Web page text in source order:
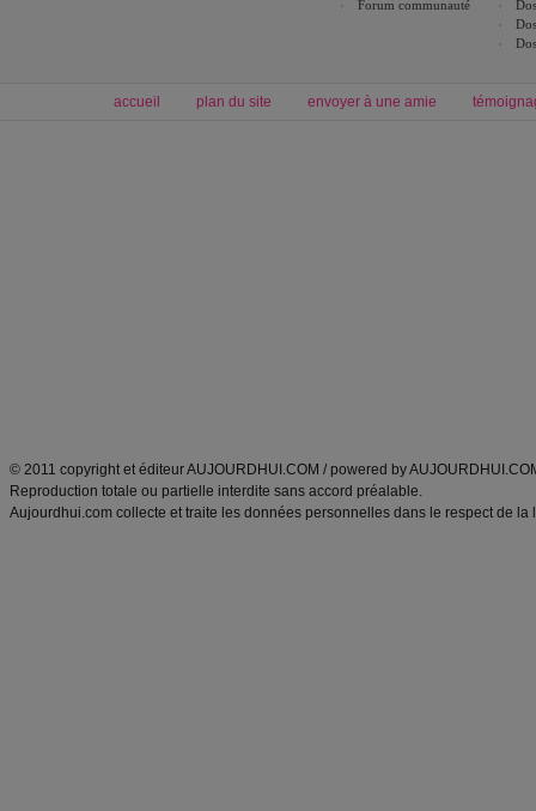
Forum communauté
accueil plan du site envoyer à une amie
© 2011 copyright et éditeur AUJOURDHUI.COM / powered by
Reproduction totale ou partielle interdite sans accord préalable.
Aujourdhui.com collecte et traite les données personnelles dans le respect de